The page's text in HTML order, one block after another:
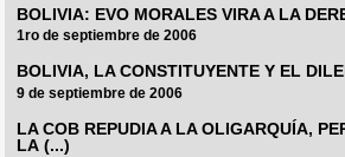
BOLIVIA: EVO MORALES VIRA A LA
1ro de septiembre de 2006
BOLIVIA, LA CONSTITUYENTE Y EL
9 de septiembre de 2006
LA COB REPUDIA A LA OLIGARQUÍA,
LA (...)